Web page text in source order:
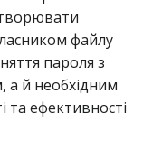
файлу
пароля з
а й необхідним
та ефективності